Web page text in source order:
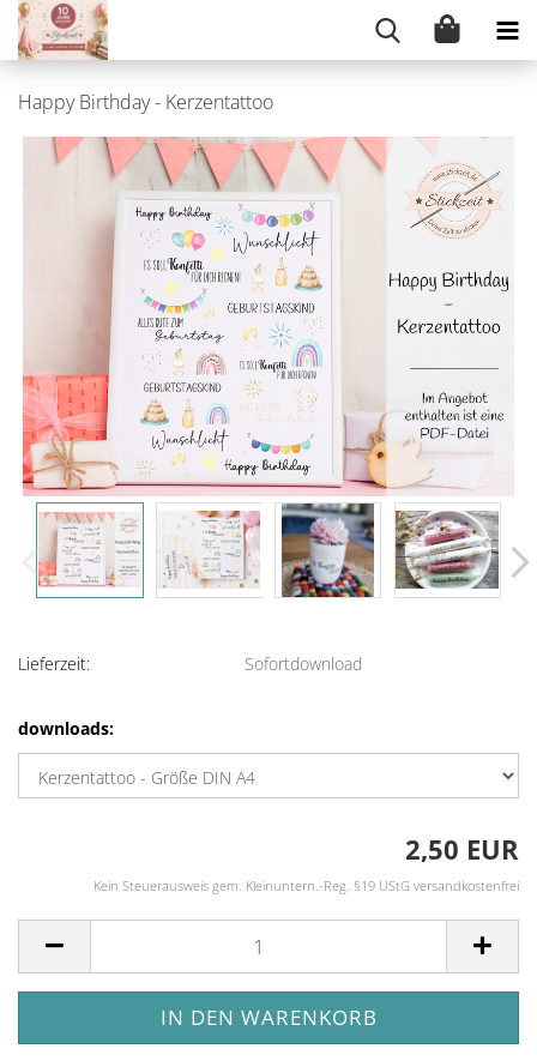
Happy Birthday - Kerzentattoo
Lieferzeit: Sofortdownload
downloads:
2,50 EUR
Kein Steuerausweis gem. Kleinuntern.-Reg. §19 UStG versandkostenfrei